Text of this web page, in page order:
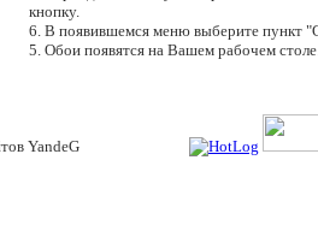
кнопку.
6. В появившемся меню выберите пункт
5. Обои появятся на Вашем рабочем